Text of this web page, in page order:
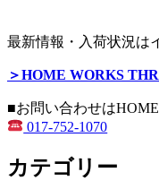
最新情報・入荷状況は
＞HOME WORKS
■お問い合わせは
017-752-1070
カテゴリー